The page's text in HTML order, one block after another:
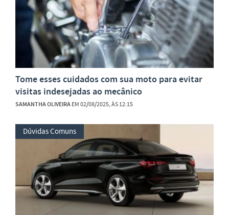
Tome esses cuidados com sua moto para evitar
visitas indesejadas ao mecânico
SAMANTHA OLIVEIRAEM 02/08/2025, ÀS 12:15
Dúvidas Comuns